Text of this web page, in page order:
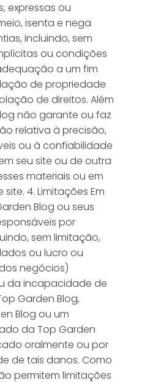
expressas ou
isenta e nega
incluindo, sem
ou condições
a um fim
de propriedade
de direitos. Além
não garante ou faz
relativa à precisão,
​​ou à confiabilidade
seu site ou de outra
materiais ou em
4. Limitações Em
Blog ou seus
​​por
sem limitação,
ou lucro ou
negócios)
da incapacidade de
Garden Blog,
Blog ou um
da Top Garden
oralmente ou por
de tais danos. Como
permitem limitações